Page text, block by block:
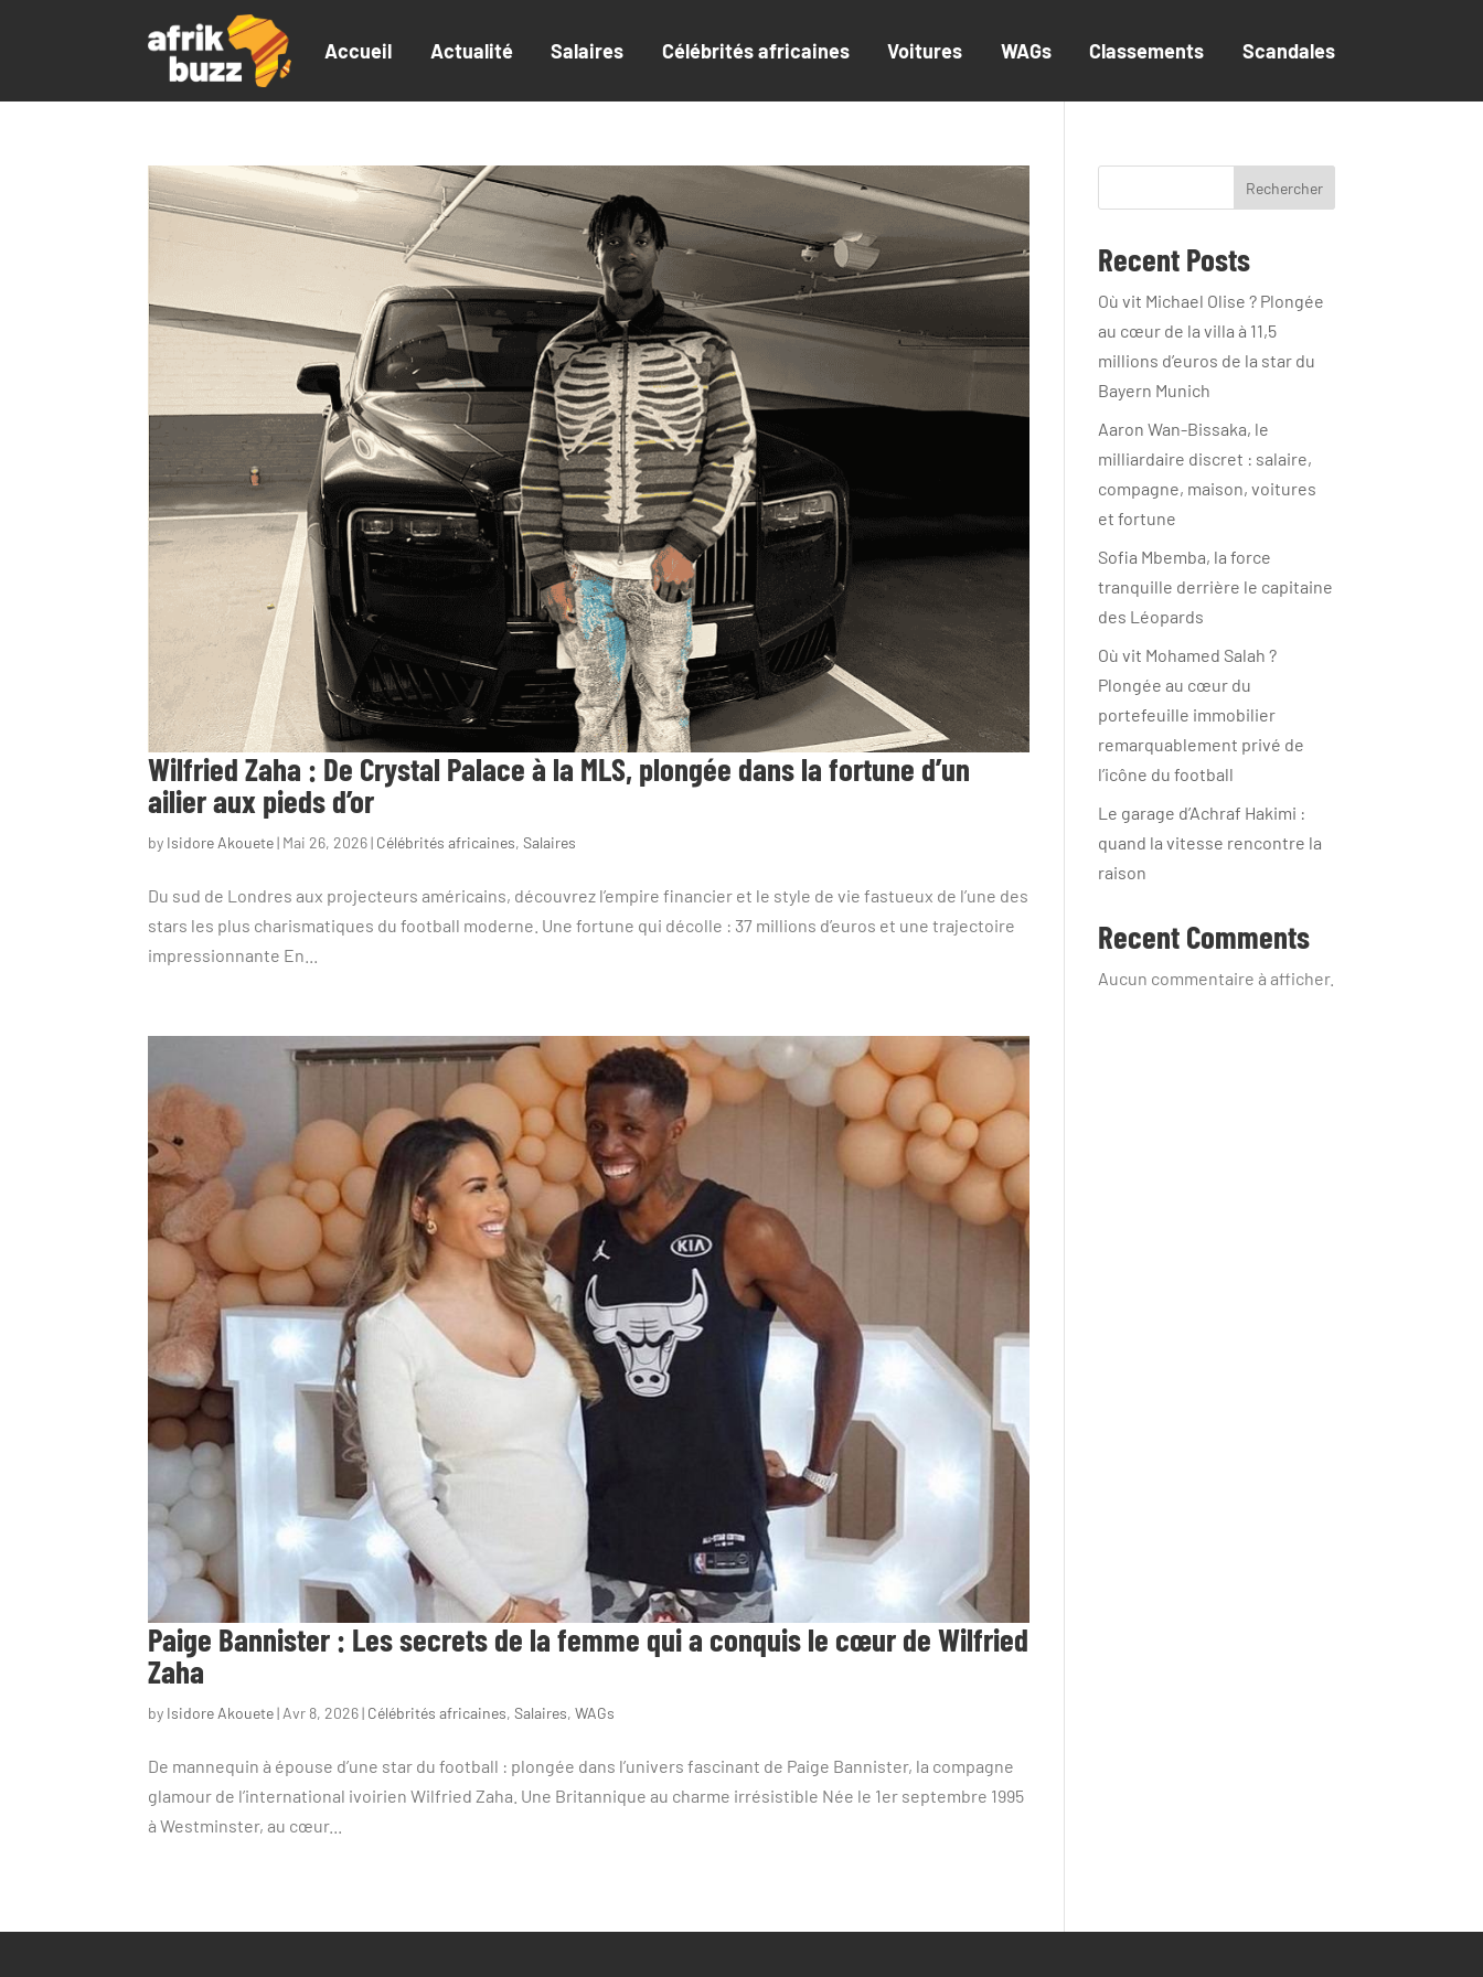
Accueil Actualité Salaires Célébrités africaines Voitures WAGs Classements Scandales
Wilfried Zaha : De Crystal Palace à la MLS, plongée dans la fortune d’un
ailier aux pieds d’or
by Isidore Akouete| Mai 26, 2026| Célébrités africaines,Salaires
Du sud de Londres aux projecteurs américains, découvrez l’empire financier et le style de vie fastueux de l’une des
stars les plus charismatiques du football moderne. Une fortune qui décolle : 37 millions d’euros et une trajectoire
impressionnante En...
Paige Bannister : Les secrets de la femme qui a conquis le cœur de Wilfried
Zaha
by Isidore Akouete|Avr 8, 2026| Célébrités africaines,Salaires,WAGs
De mannequin à épouse d’une star du football : plongée dans l’univers fascinant de Paige Bannister, la compagne
glamour de l’international ivoirien Wilfried Zaha. Une Britannique au charme irrésistible Née le 1er septembre 1995
à Westminster, au cœur...
Rechercher
Recent Posts
Où vit Michael Olise ? Plongée
au cœur de la villa à 11,5
millions d’euros de la star du
Bayern Munich
Aaron Wan-Bissaka, le
milliardaire discret : salaire,
compagne, maison, voitures
et fortune
Sofia Mbemba, la force
tranquille derrière le capitaine
des Léopards
Où vit Mohamed Salah ?
Plongée au cœur du
portefeuille immobilier
remarquablement privé de
l’icône du football
Le garage d’Achraf Hakimi :
quand la vitesse rencontre la
raison
Recent Comments
Aucun commentaire à afficher.